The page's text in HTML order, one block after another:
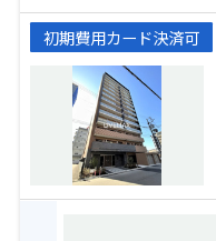
初期費用カード決済可